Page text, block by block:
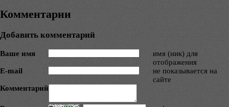
Комментарии
Добавить комментарий
Ваше имя
имя (ник) для
отображения
E-mail
не показывается на
сайте
Комментарий